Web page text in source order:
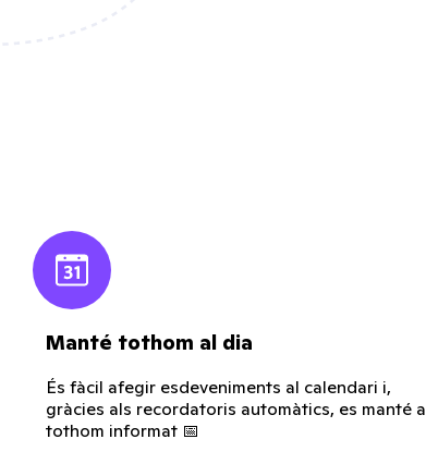
Manté tothom al dia
És fàcil afegir esdeveniments al calendari i,
gràcies als recordatoris automàtics, es manté a
tothom informat 📅